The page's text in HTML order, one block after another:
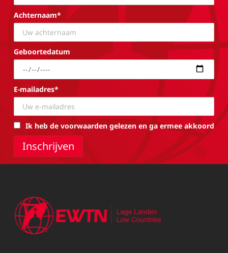
Achternaam*
Geboortedatum
E-mailadres*
Ik heb de voorwaarden gelezen en ga ermee akkoord